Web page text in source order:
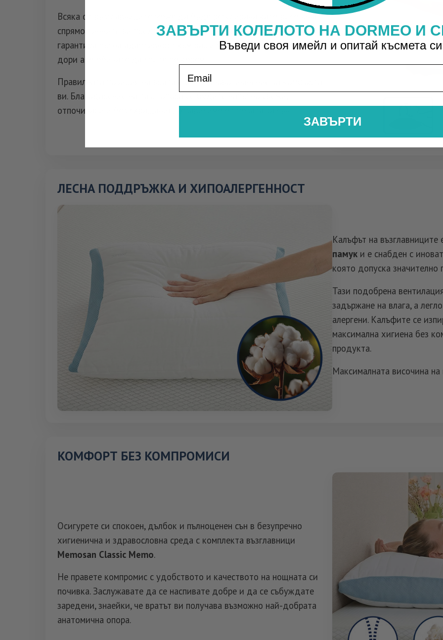
Всяка от възглавниците може да бъде регулирана като височина
спрямо личните ви предпочитания. Опцията за регулиране ви
гарантира пълна адаптивност към вашите индивидуални нужди,
дори ако обичате да спите по корем.
Правилната позиция на врата е от ключово значение за комфорта
ви. Благодарение на тази опора се будите напълно свежи,
отпочинали и без схващания, независимо от позата за сън.
ЛЕСНА ПОДДРЪЖКА И ХИПОАЛЕРГЕННОСТ
Калъфът на възглавниците
памук и е снабден с
която допуска
Тази подобрена
задържане на влага, а
алергени. Калъфите се
максимална хигиена без
продукта.
Максималната височина
КОМФОРТ БЕЗ КОМПРОМИСИ
Осигурете си спокоен, дълбок и пълноценен сън в безупречно
хигиенична и здравословна среда с комплекта възглавници
Memosan Classic Memo.
Не правете компромис с удобството и качеството на нощната си
почивка. Заслужавате да се наспивате добре и да се събуждате
заредени, знаейки, че вратът ви получава възможно най-добрата
анатомична опора.
ЗАВЪРТИ КОЛЕЛОТО НА DORMEO И
Въведи своя имейл и опитай късмета
ЗАВЪРТИ